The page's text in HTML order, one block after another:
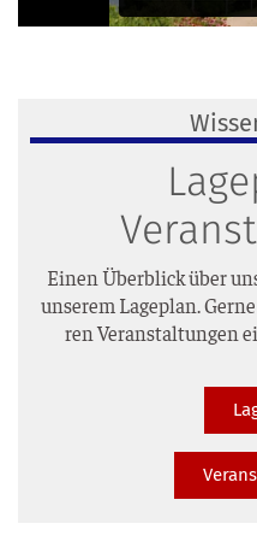
Einen Über­blick über
unse­rem Lage­plan.
ren Ver­an­stal­tun­gen